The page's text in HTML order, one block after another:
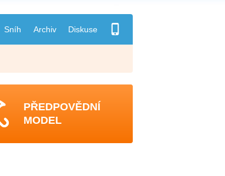
Sníh Archiv Diskuse
PŘEDPOVĚDNÍ
MODEL